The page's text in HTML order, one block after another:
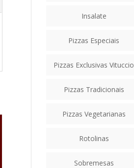
Insalate
Pizzas Especiais
Pizzas Exclusivas Vituccio
Pizzas Tradicionais
Pizzas Vegetarianas
Rotolinas
Sobremesas